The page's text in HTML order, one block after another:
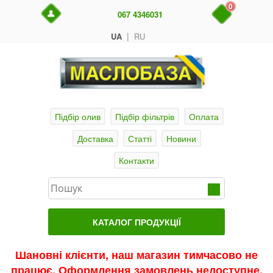
UA | RU
067 4346031
0
Підбір олив Підбір фільтрів
Оплата
Доставка
Статті
Новини
Контакти
КАТАЛОГ ПРОДУКЦІЇ
Актуальні продукти
Шановні клієнти, наш магазин тимчасово не
працює. Оформлення замовлень недоступне.